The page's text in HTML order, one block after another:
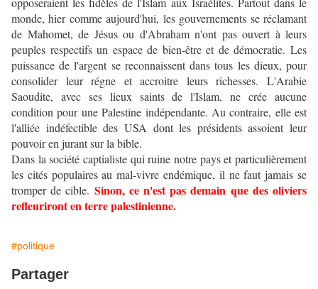
monde, hier comme aujourd'hui, les gouvernements se réclamant
de Mahomet, de Jésus ou d'Abraham n'ont pas ouvert à leurs
peuples respectifs un espace de bien-être et de démocratie. Les
puissance de l'argent se reconnaissent dans tous les dieux, pour
consolider leur régne et accroitre leurs richesses. L'Arabie
Saoudite, avec ses lieux saints de l'Islam, ne crée aucune
condition pour une Palestine indépendante. Au contraire, elle est
l'alliée indéfectible des USA dont les présidents assoient leur
pouvoir en jurant sur la bible.
Dans la société captialiste qui ruine notre pays et particulièrement
les cités populaires au mal-vivre endémique, il ne faut jamais se
tromper de cible. Sinon, ce n'est pas demain que des oliviers
refleuriront en terre palestinienne.
#politique
Partager